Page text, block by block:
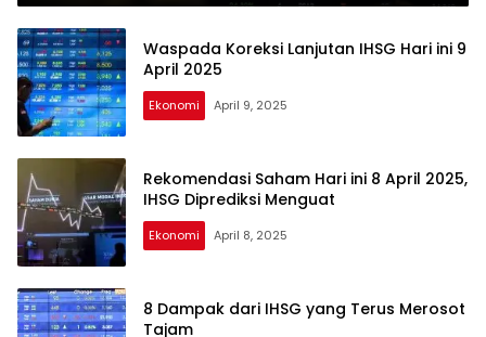
Waspada Koreksi Lanjutan IHSG Hari ini 9
April 2025
Ekonomi April 9, 2025
Rekomendasi Saham Hari ini 8 April 2025,
IHSG Diprediksi Menguat
Ekonomi April 8, 2025
8 Dampak dari IHSG yang Terus Merosot
Tajam